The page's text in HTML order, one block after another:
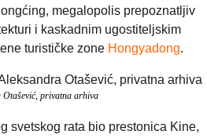
megalopolis prepoznatljiv
i kaskadnim ugostiteljskim
turističke zone Hongyadong.
privatna arhiva
svetskog rata bio prestonica Kine,